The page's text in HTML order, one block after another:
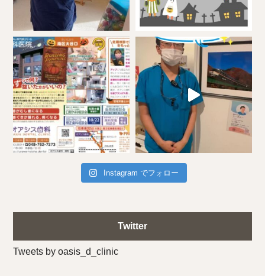
Instagram でフォロー
Twitter
Tweets by oasis_d_clinic